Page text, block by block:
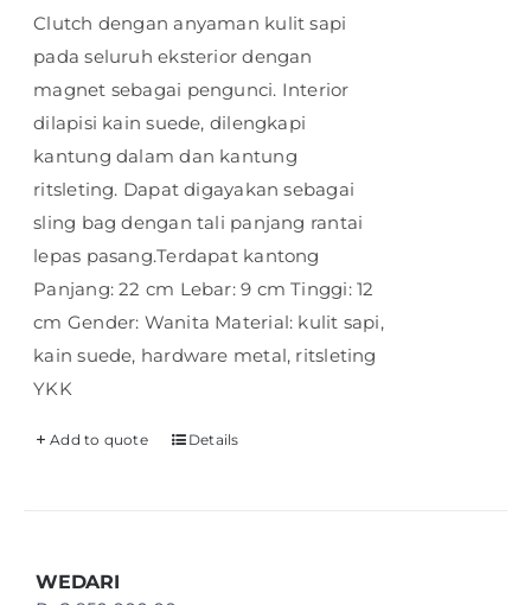
Clutch dengan anyaman kulit sapi
pada seluruh eksterior dengan
magnet sebagai pengunci. Interior
dilapisi kain suede, dilengkapi
kantung dalam dan kantung
ritsleting. Dapat digayakan sebagai
sling bag dengan tali panjang rantai
lepas pasang.Terdapat kantong
Panjang: 22 cm Lebar: 9 cm Tinggi: 12
cm Gender: Wanita Material: kulit sapi,
kain suede, hardware metal, ritsleting
YKK
Add to quote Details
WEDARI